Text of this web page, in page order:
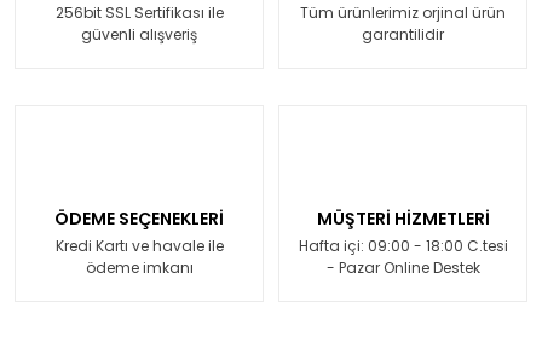
256bit SSL Sertifikası ile
güvenli alışveriş
Tüm ürünlerimiz orjinal ürün
garantilidir
ÖDEME SEÇENEKLERİ
Kredi Kartı ve havale ile
ödeme imkanı
MÜŞTERİ HİZMETLERİ
Hafta içi: 09:00 - 18:00 C.tesi
- Pazar Online Destek